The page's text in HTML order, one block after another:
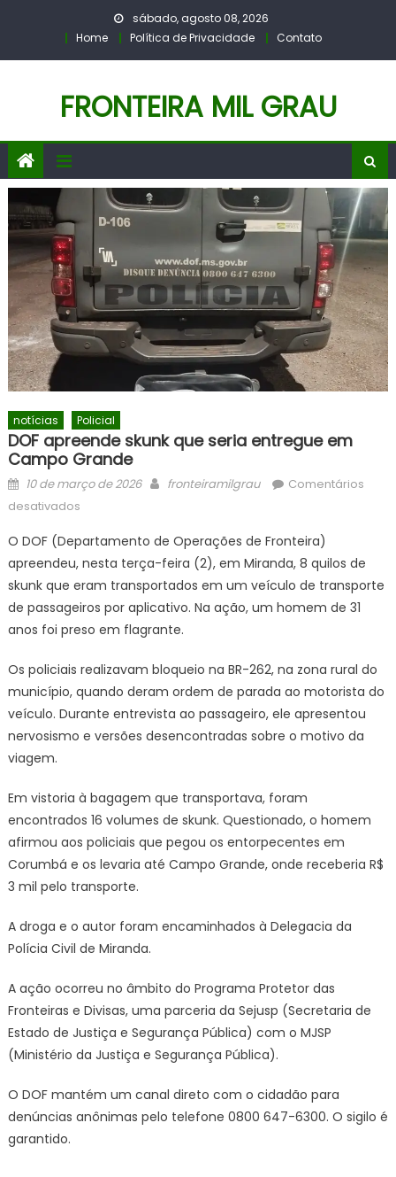
sábado, agosto 08, 2026
Home
Política de Privacidade Contato
FRONTEIRA MIL GRAU
notícias Policial
DOF apreende skunk que seria entregue em
Campo Grande
Posted
on
10 de março de 2026 Author
fronteiramilgrau
Comentários
desativadosem
apreende
skunk
que
seria
entregue
Campo
Grande
O DOF (Departamento de Operações de Fronteira)
apreendeu, nesta terça-feira (2), em Miranda, 8 quilos de
skunk que eram transportados em um veículo de transporte
de passageiros por aplicativo. Na ação, um homem de 31
anos foi preso em flagrante.
Os policiais realizavam bloqueio na BR-262, na zona rural do
município, quando deram ordem de parada ao motorista do
veículo. Durante entrevista ao passageiro, ele apresentou
nervosismo e versões desencontradas sobre o motivo da
viagem.
Em vistoria à bagagem que transportava, foram
encontrados 16 volumes de skunk. Questionado, o homem
afirmou aos policiais que pegou os entorpecentes em
Corumbá e os levaria até Campo Grande, onde receberia R$
3 mil pelo transporte.
A droga e o autor foram encaminhados à Delegacia da
Polícia Civil de Miranda.
A ação ocorreu no âmbito do Programa Protetor das
Fronteiras e Divisas, uma parceria da Sejusp (Secretaria de
Estado de Justiça e Segurança Pública) com o MJSP
(Ministério da Justiça e Segurança Pública).
O DOF mantém um canal direto com o cidadão para
denúncias anônimas pelo telefone 0800 647-6300. O sigilo é
garantido.